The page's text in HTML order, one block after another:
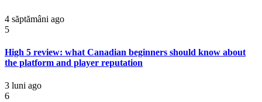
4 săptămâni ago
5
High 5 review: what Canadian beginners should know about
the platform and player reputation
3 luni ago
6